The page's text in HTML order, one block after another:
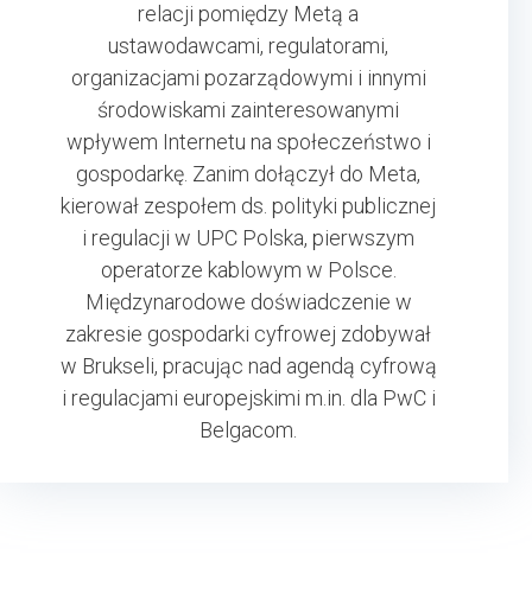
relacji pomiędzy Metą a
ustawodawcami, regulatorami,
organizacjami pozarządowymi i innymi
środowiskami zainteresowanymi
wpływem Internetu na społeczeństwo i
gospodarkę. Zanim dołączył do Meta,
kierował zespołem ds. polityki publicznej
i regulacji w UPC Polska, pierwszym
operatorze kablowym w Polsce.
Międzynarodowe doświadczenie w
zakresie gospodarki cyfrowej zdobywał
w Brukseli, pracując nad agendą cyfrową
i regulacjami europejskimi m.in. dla PwC i
Belgacom.